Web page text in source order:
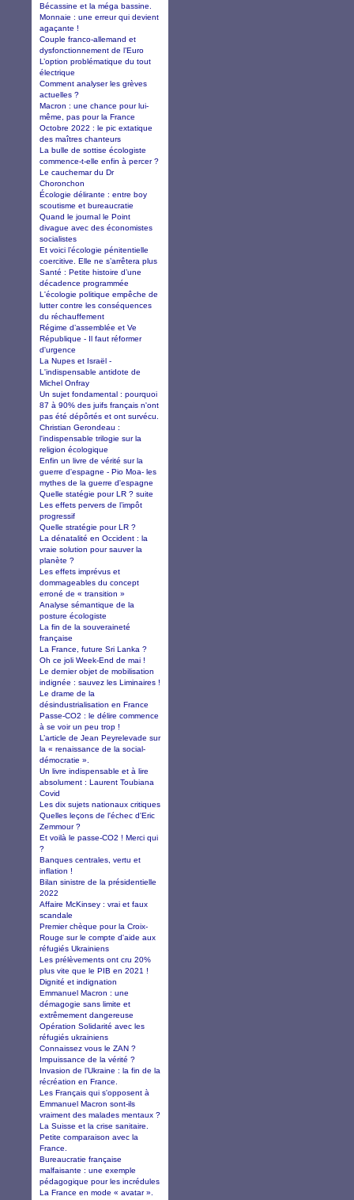
Bécassine et la méga bassine.
Monnaie : une erreur qui devient
agaçante !
Couple franco-allemand et
dysfonctionnement de l’Euro
L’option problématique du tout
électrique
Comment analyser les grèves
actuelles ?
Macron : une chance pour lui-
même, pas pour la France
Octobre 2022 : le pic extatique
des maîtres chanteurs
La bulle de sottise écologiste
commence-t-elle enfin à percer ?
Le cauchemar du Dr
Choronchon
Écologie délirante : entre boy
scoutisme et bureaucratie
Quand le journal le Point
divague avec des économistes
socialistes
Et voici l’écologie pénitentielle
coercitive. Elle ne s’arrêtera plus
Santé : Petite histoire d’une
décadence programmée
L'écologie politique empêche de
lutter contre les conséquences
du réchauffement
Régime d’assemblée et Ve
République - Il faut réformer
d'urgence
La Nupes et Israël -
L'indispensable antidote de
Michel Onfray
Un sujet fondamental : pourquoi
87 à 90% des juifs français n'ont
pas été dépôrtés et ont survécu.
Christian Gerondeau :
l'indispensable trilogie sur la
religion écologique
Enfin un livre de vérité sur la
guerre d'espagne - Pio Moa- les
mythes de la guerre d'espagne
Quelle statégie pour LR ? suite
Les effets pervers de l’impôt
progressif
Quelle stratégie pour LR ?
La dénatalité en Occident : la
vraie solution pour sauver la
planète ?
Les effets imprévus et
dommageables du concept
erroné de « transition »
Analyse sémantique de la
posture écologiste
La fin de la souveraineté
française
La France, future Sri Lanka ?
Oh ce joli Week-End de mai !
Le dernier objet de mobilisation
indignée : sauvez les Liminaires !
Le drame de la
désindustrialisation en France
Passe-CO2 : le délire commence
à se voir un peu trop !
L’article de Jean Peyrelevade sur
la « renaissance de la social-
démocratie ».
Un livre indispensable et à lire
absolument : Laurent Toubiana
Covid
Les dix sujets nationaux critiques
Quelles leçons de l'échec d'Eric
Zemmour ?
Et voilà le passe-CO2 ! Merci qui
?
Banques centrales, vertu et
inflation !
Bilan sinistre de la présidentielle
2022
Affaire McKinsey : vrai et faux
scandale
Premier chèque pour la Croix-
Rouge sur le compte d'aide aux
réfugiés Ukrainiens
Les prélèvements ont cru 20%
plus vite que le PIB en 2021 !
Dignité et indignation
Emmanuel Macron : une
démagogie sans limite et
extrêmement dangereuse
Opération Solidarité avec les
réfugiés ukrainiens
Connaissez vous le ZAN ?
Impuissance de la vérité ?
Invasion de l’Ukraine : la fin de la
récréation en France.
Les Français qui s'opposent à
Emmanuel Macron sont-ils
vraiment des malades mentaux ?
La Suisse et la crise sanitaire.
Petite comparaison avec la
France.
Bureaucratie française
malfaisante : une exemple
pédagogique pour les incrédules
La France en mode « avatar ».